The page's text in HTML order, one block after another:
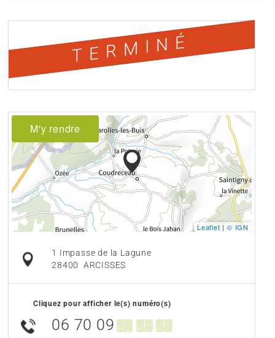
TERMINÉ
M'y rendre
Leaflet | © IGN
1 Impasse de la Lagune
28400 ARCISSES
Cliquez pour afficher le(s) numéro(s)
06 70 09 ▒▒ ▒▒ ▒▒